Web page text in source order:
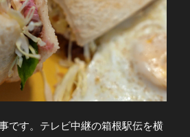
です。テレビ中継の箱根駅伝を横